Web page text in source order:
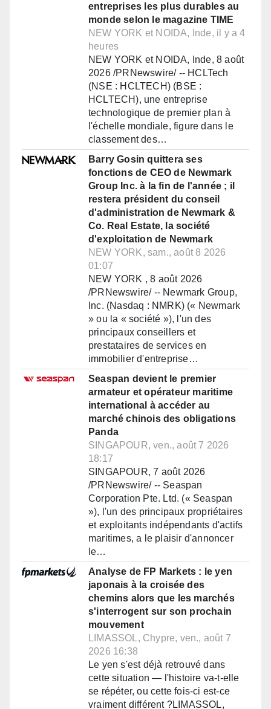
entreprises les plus durables au
monde selon le magazine TIME
NEW YORK et NOIDA, Inde, il y a 4
heures
NEW YORK et NOIDA, Inde, 8 août
2026 /PRNewswire/ -- HCLTech
(NSE : HCLTECH) (BSE :
HCLTECH), une entreprise
technologique de premier plan à
l'échelle mondiale, figure dans le
classement des…
Barry Gosin quittera ses
fonctions de CEO de Newmark
Group Inc. à la fin de l'année ; il
restera président du conseil
d'administration de Newmark &
Co. Real Estate, la société
d'exploitation de Newmark
NEW YORK, sam., août 8 2026
01:07
NEW YORK , 8 août 2026
/PRNewswire/ -- Newmark Group,
Inc. (Nasdaq : NMRK) (« Newmark
» ou la « société »), l'un des
principaux conseillers et
prestataires de services en
immobilier d'entreprise…
Seaspan devient le premier
armateur et opérateur maritime
international à accéder au
marché chinois des obligations
Panda
SINGAPOUR, ven., août 7 2026
18:17
SINGAPOUR, 7 août 2026
/PRNewswire/ -- Seaspan
Corporation Pte. Ltd. (« Seaspan
»), l'un des principaux propriétaires
et exploitants indépendants d'actifs
maritimes, a le plaisir d'annoncer
le…
Analyse de FP Markets : le yen
japonais à la croisée des
chemins alors que les marchés
s'interrogent sur son prochain
mouvement
LIMASSOL, Chypre, ven., août 7
2026 16:38
Le yen s'est déjà retrouvé dans
cette situation — l'histoire va-t-elle
se répéter, ou cette fois-ci est-ce
vraiment différent ?LIMASSOL,